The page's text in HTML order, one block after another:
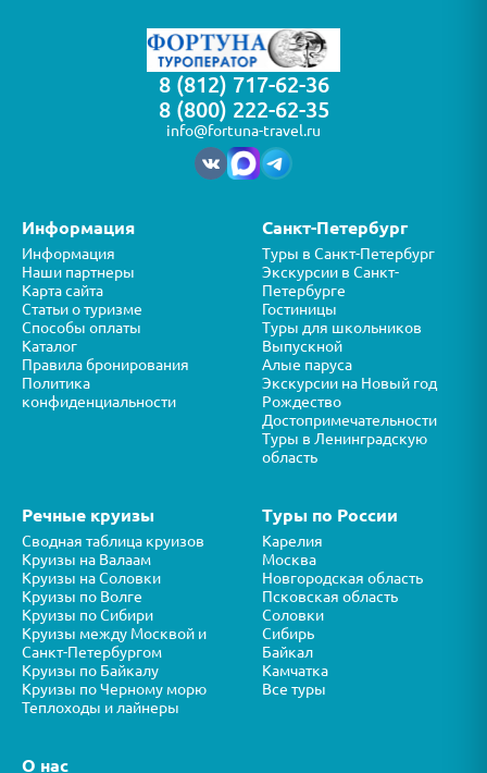
8 (812) 717-62-36
8 (800) 222-62-35
info@fortuna-travel.ru
Информация
Информация
Наши партнеры
Карта сайта
Статьи о туризме
Способы оплаты
Каталог
Правила бронирования
Политика
конфиденциальности
Санкт-Петербург
Туры в Санкт-Петербург
Экскурсии в Санкт-
Петербурге
Гостиницы
Туры для школьников
Выпускной
Алые паруса
Экскурсии на Новый год
Рождество
Достопримечательности
Туры в Ленинградскую
область
Речные круизы
Сводная таблица круизов
Круизы на Валаам
Круизы на Соловки
Круизы по Волге
Круизы по Сибири
Круизы между Москвой и
Санкт-Петербургом
Круизы по Байкалу
Круизы по Черному морю
Теплоходы и лайнеры
Туры по России
Карелия
Москва
Новгородская область
Псковская область
Соловки
Сибирь
Байкал
Камчатка
Все туры
О нас